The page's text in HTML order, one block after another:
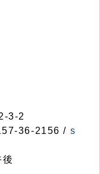
3-2
36-2156 / s